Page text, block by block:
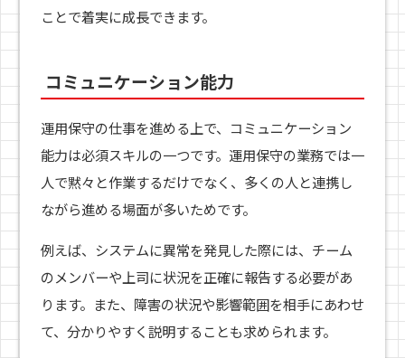
ことで着実に成長できます。
コミュニケーション能力
運用保守の仕事を進める上で、コミュニケーション
能力は必須スキルの一つです。運用保守の業務では一
人で黙々と作業するだけでなく、多くの人と連携し
ながら進める場面が多いためです。
例えば、システムに異常を発見した際には、チーム
のメンバーや上司に状況を正確に報告する必要があ
ります。また、障害の状況や影響範囲を相手にあわせ
て、分かりやすく説明することも求められます。